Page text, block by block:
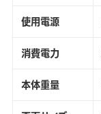
使用電源
消費電力
本体重量